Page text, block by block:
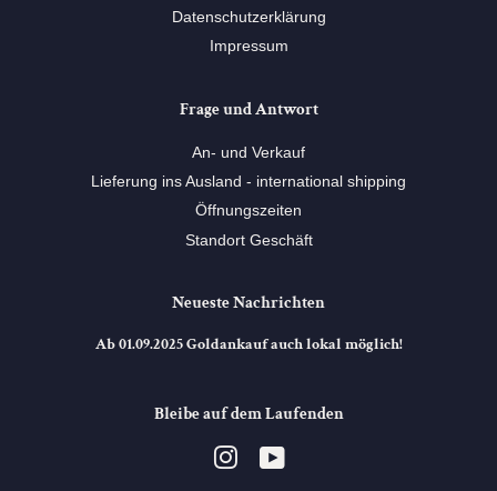
Datenschutzerklärung
Impressum
Frage und Antwort
An- und Verkauf
Lieferung ins Ausland - international shipping
Öffnungszeiten
Standort Geschäft
Neueste Nachrichten
Ab 01.09.2025 Goldankauf auch lokal möglich!
Bleibe auf dem Laufenden
Instagram